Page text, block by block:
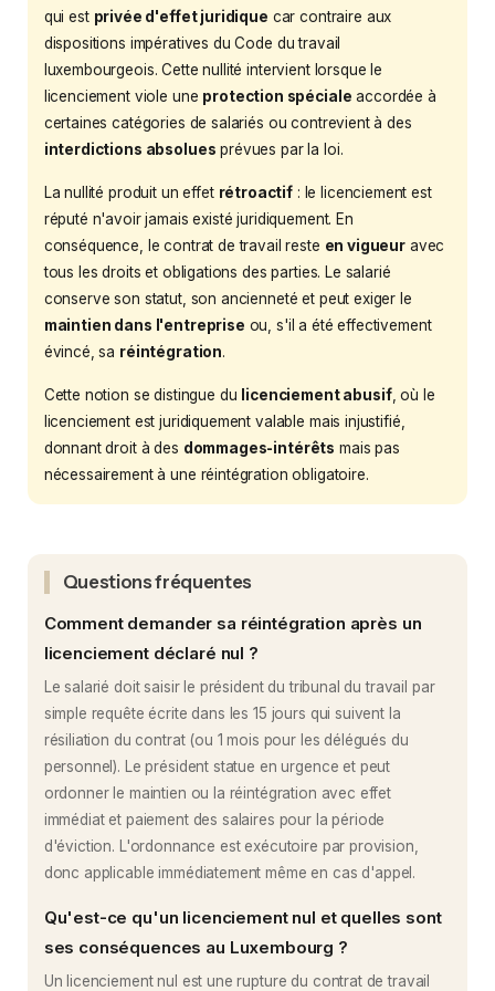
qui est privée d'effet juridique car contraire aux
dispositions impératives du Code du travail
luxembourgeois. Cette nullité intervient lorsque le
licenciement viole une protection spéciale accordée à
certaines catégories de salariés ou contrevient à des
interdictions absolues prévues par la loi.
La nullité produit un effet rétroactif : le licenciement est
réputé n'avoir jamais existé juridiquement. En
conséquence, le contrat de travail reste en vigueur avec
tous les droits et obligations des parties. Le salarié
conserve son statut, son ancienneté et peut exiger le
maintien dans l'entreprise ou, s'il a été effectivement
évincé, sa réintégration.
Cette notion se distingue du licenciement abusif, où le
licenciement est juridiquement valable mais injustifié,
donnant droit à des dommages-intérêts mais pas
nécessairement à une réintégration obligatoire.
Questions fréquentes
Comment demander sa réintégration après un
licenciement déclaré nul ?
Le salarié doit saisir le président du tribunal du travail par
simple requête écrite dans les 15 jours qui suivent la
résiliation du contrat (ou 1 mois pour les délégués du
personnel). Le président statue en urgence et peut
ordonner le maintien ou la réintégration avec effet
immédiat et paiement des salaires pour la période
d'éviction. L'ordonnance est exécutoire par provision,
donc applicable immédiatement même en cas d'appel.
Qu'est-ce qu'un licenciement nul et quelles sont
ses conséquences au Luxembourg ?
Un licenciement nul est une rupture du contrat de travail